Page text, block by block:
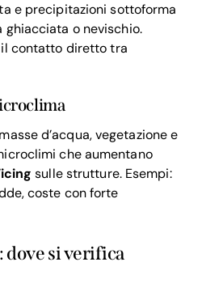
e precipitazioni sottoforma
ghiacciata o nevischio.
contatto diretto tra
d’acqua, vegetazione e
che aumentano
icing sulle strutture. Esempi:
coste con forte
si verifica